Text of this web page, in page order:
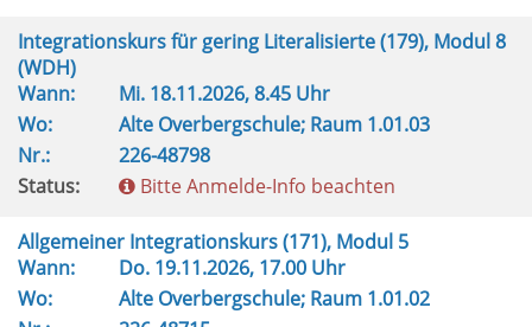
Integrationskurs für gering Literalisierte (179), Modul 8
(WDH)
Wann:
Mi. 18.11.2026, 8.45 Uhr
Wo:
Alte Overbergschule; Raum 1.01.03
Nr.:
226-48798
Status:
Bitte Anmelde-Info beachten
Allgemeiner Integrationskurs (171), Modul 5
Wann:
Do. 19.11.2026, 17.00 Uhr
Wo:
Alte Overbergschule; Raum 1.01.02